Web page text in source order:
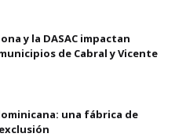
y la DASAC impactan
de Cabral y Vicente
una fábrica de